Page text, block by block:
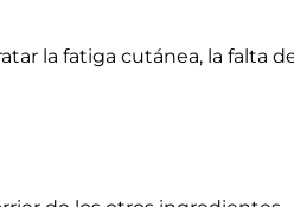
la fatiga cutánea, la falta